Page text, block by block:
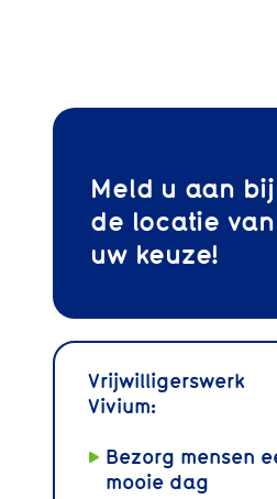
Meld u aan bij
de locatie van
uw keuze!
Vrijwilligerswerk
Vivium:
Bezorg mensen
mooie dag